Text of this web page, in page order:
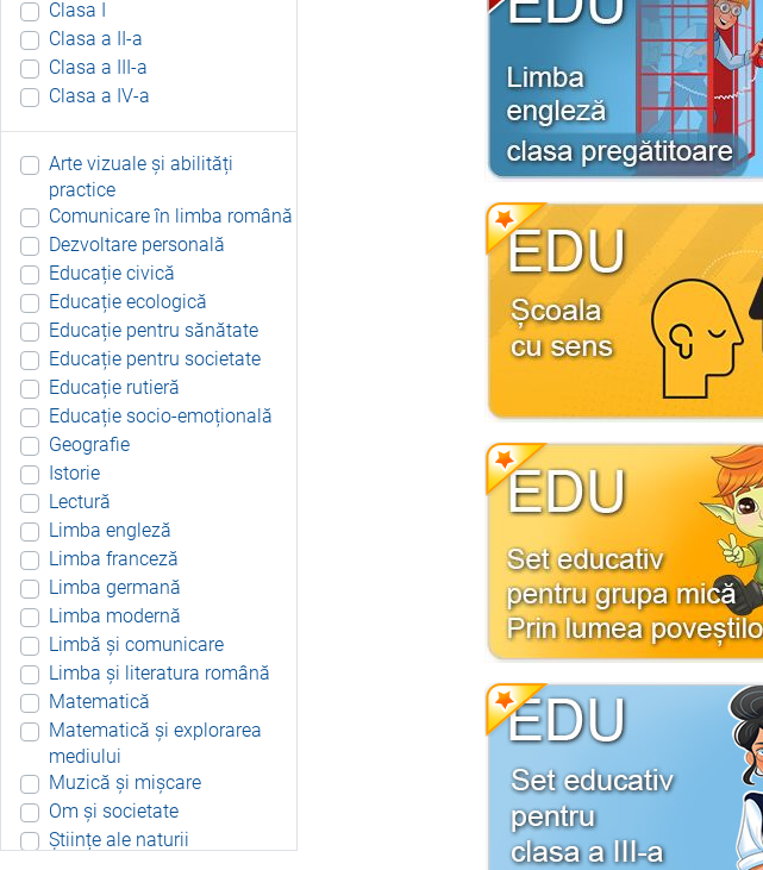
Clasa I
Clasa a II-a
Clasa a III-a
Clasa a IV-a
Arte vizuale și abilități
practice
Comunicare în limba română
Dezvoltare personală
Educație civică
Educație ecologică
Educație pentru sănătate
Educație pentru societate
Educație rutieră
Educație socio-emoțională
Geografie
Istorie
Lectură
Limba engleză
Limba franceză
Limba germană
Limba modernă
Limbă și comunicare
Limba și literatura română
Matematică
Matematică și explorarea
mediului
Muzică și mișcare
Om și societate
Științe ale naturii